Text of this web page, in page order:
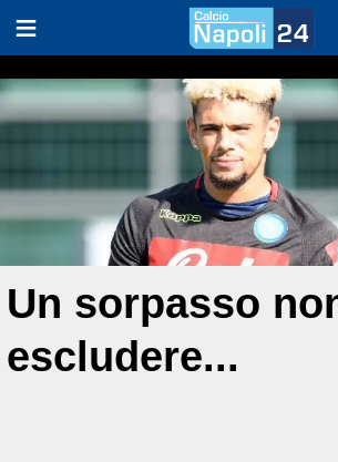
Un sorpasso
escludere...